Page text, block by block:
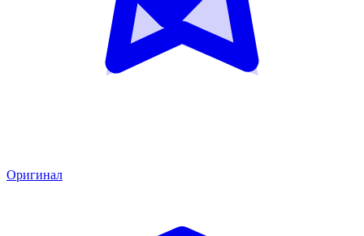
Оригинал